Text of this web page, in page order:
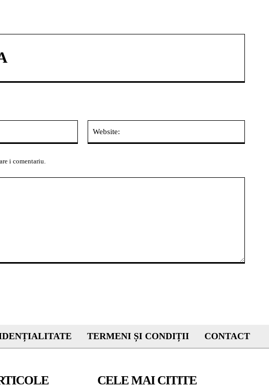
i comentariu.
TERMENI ȘI CONDIȚII CONTACT
CELE MAI CITITE